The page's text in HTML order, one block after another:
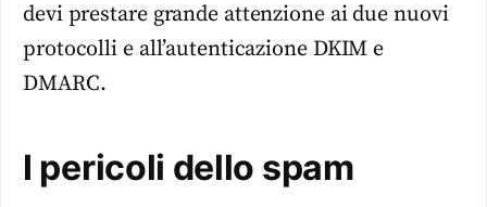
devi prestare grande attenzione ai due nuovi
protocolli e all’autenticazione DKIM e
DMARC.
I pericoli dello spam